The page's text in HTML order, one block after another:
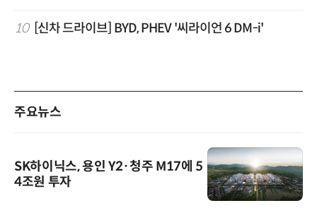
10 [신차 드라이브] BYD, PHEV '씨라이언 6 DM-i'
주요뉴스
SK하이닉스, 용인 Y2·청주 M17에 5
4조원 투자